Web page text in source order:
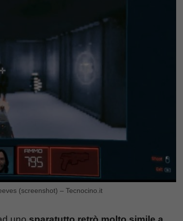
(screenshot) – Tecnocino.it